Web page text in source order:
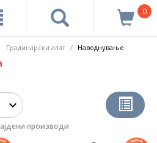
0
Градинарски алат Наводнување
производи